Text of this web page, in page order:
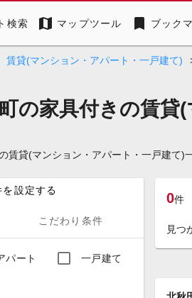
検索 map マップツール bookmark ブック
賃貸(マンション・アパート・一戸建て)
の家具付きの賃
賃貸(マンション・アパート・一戸建て)
設定する
こだわり条件
パート 一戸建て
0件
見つ